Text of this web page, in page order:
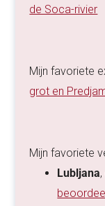
de Soca-rivier
Mijn favoriete
grot en
Mijn favoriete
Lubljana